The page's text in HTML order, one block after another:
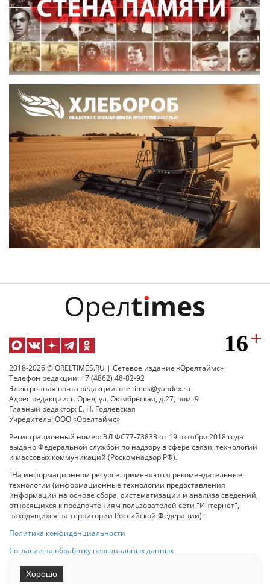
2018-2026 © ORELTIMES.RU | Сетевое издание «Орелтаймс»
Телефон редакции: +7 (4862) 48-82-92
Электронная почта редакции: oreltimes@yandex.ru
Адрес редакции: г. Орел, ул. Октябрьская, д.27, пом. 9
Главный редактор: Е. Н. Годлевская
Учредитель: ООО «Орелтаймс»
Регистрационный номер: ЭЛ ФС77-73833 от 19 октября 2018 года
выдано Федеральной службой по надзору в сфере связи, технологий
и массовых коммуникаций (Роскомнадзор РФ).
"На информационном ресурсе применяются рекомендательные
технологии (информационные технологии предоставления
информации на основе сбора, систематизации и анализа сведений,
относящихся к предпочтениям пользователей сети "Интернет",
находящихся на территории Российской Федерации)".
Политика конфиденциальности
Согласие на обработку персональных данных
Хорошо